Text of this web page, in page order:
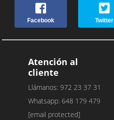
Facebook Twitter
Atención al
cliente
Llámanos: 972 23 37 31
Whatsapp: 648 179 479
[email protected]